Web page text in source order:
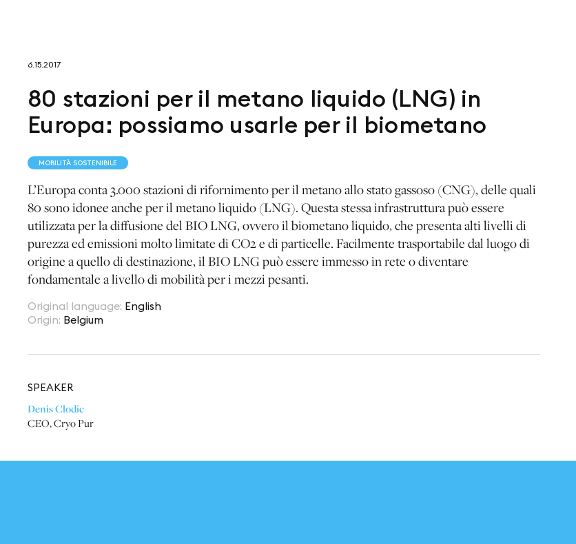
6.15.2017
80 stazioni per il metano liquido (LNG) in
Europa: possiamo usarle per il biometano
MOBILITÀ SOSTENIBILE
L’Europa conta 3.000 stazioni di rifornimento per il metano allo stato gassoso (CNG), delle quali
80 sono idonee anche per il metano liquido (LNG). Questa stessa infrastruttura può essere
utilizzata per la diffusione del BIO LNG, ovvero il biometano liquido, che presenta alti livelli di
purezza ed emissioni molto limitate di CO2 e di particelle. Facilmente trasportabile dal luogo di
origine a quello di destinazione, il BIO LNG può essere immesso in rete o diventare
fondamentale a livello di mobilità per i mezzi pesanti.
Original language: English
Origin: Belgium
SPEAKER
Denis Clodic
CEO,Cryo Pur